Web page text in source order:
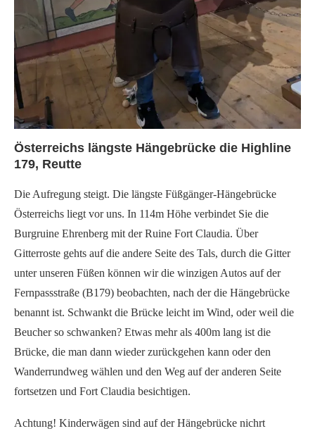
Österreichs längste Hängebrücke die Highline
179, Reutte
Die Aufregung steigt. Die längste Füßgänger-Hängebrücke
Österreichs liegt vor uns. In 114m Höhe verbindet Sie die
Burgruine Ehrenberg mit der Ruine Fort Claudia. Über
Gitterroste gehts auf die andere Seite des Tals, durch die Gitter
unter unseren Füßen können wir die winzigen Autos auf der
Fernpassstraße (B179) beobachten, nach der die Hängebrücke
benannt ist. Schwankt die Brücke leicht im Wind, oder weil die
Beucher so schwanken? Etwas mehr als 400m lang ist die
Brücke, die man dann wieder zurückgehen kann oder den
Wanderrundweg wählen und den Weg auf der anderen Seite
fortsetzen und Fort Claudia besichtigen.
Achtung! Kinderwägen sind auf der Hängebrücke nichrt